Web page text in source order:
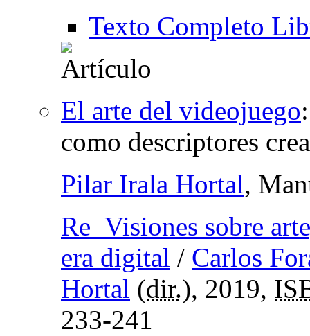
Texto Completo
El arte del videojuego
como descriptores
Pilar Irala Hortal,
Re_Visiones sobre
era digital / Carlos
Hortal (dir.), 2019,
233-241